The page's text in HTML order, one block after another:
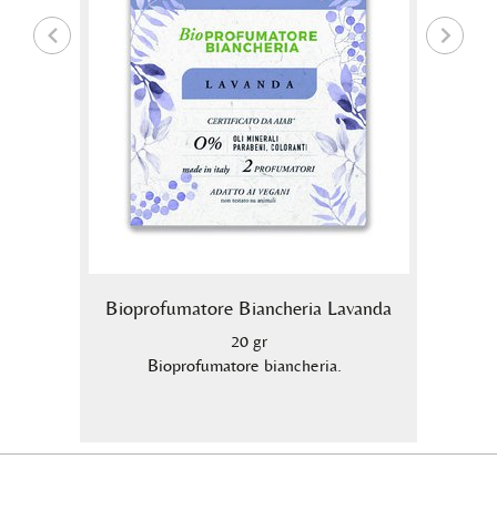
Bioprofumatore Biancheria Lavanda
20 gr
Bioprofumatore biancheria.